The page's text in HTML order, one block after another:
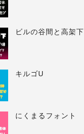
ビルの谷間と高架下
キルゴU
にくまるフォント